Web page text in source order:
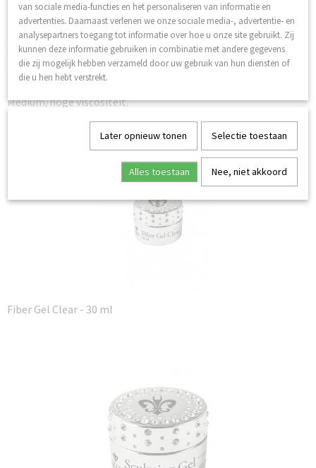
De ultieme witte gel voor French Manicure. Geschikt voor
zowel Babyboom als een klassieke French Manicuremet zijn
sterk gepigmenteerde witte toon. Een zelfnivellerende en
flexibele gel met hoge hechting. Bevat 10% glasvezel voor
extra sterkte. Hierdoor kan het wat troebel aanvoelen bij het
aanbrengen. Gepolijst tot een hoge glans.
Medium/hoge viscositeit.
Ook interessant
Fiber Gel Clear - 30 ml
van sociale media-functies en het personaliseren van informatie en
advertenties. Daarnaast verlenen we onze sociale media-, advertentie- en
analysepartners toegang tot informatie over hoe u onze site gebruikt. Zij
kunnen deze informatie gebruiken in combinatie met andere gegevens
die zij mogelijk hebben verzameld door uw gebruik van hun diensten of
die u hen hebt verstrekt.
Later opnieuw tonen Selectie toestaan
Alles toestaan Nee, niet akkoord